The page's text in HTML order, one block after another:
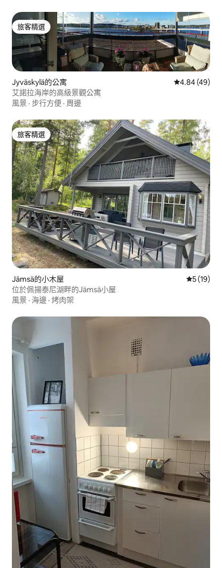
旅客精選
旅客精選
Jyväskylä的公寓 從 49 則評價
4.84 (49)
艾諾拉海岸的高級景觀公寓
風景 · 步行方便 · 周邊
旅客精選
旅客精選
Jämsä的小木屋 從 19 則
5 (19)
位於佩揚泰尼湖畔的Jämsä小屋
風景 · 海邊 · 烤肉架